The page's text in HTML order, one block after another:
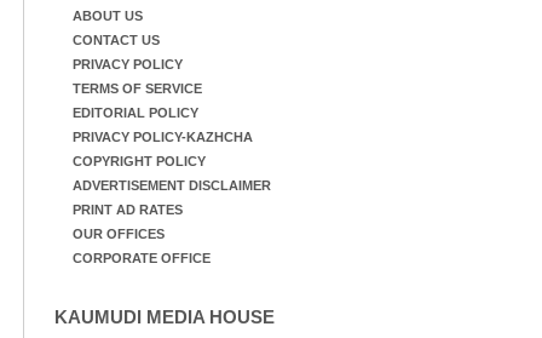
ABOUT US
CONTACT US
PRIVACY POLICY
TERMS OF SERVICE
EDITORIAL POLICY
PRIVACY POLICY-KAZHCHA
COPYRIGHT POLICY
ADVERTISEMENT DISCLAIMER
PRINT AD RATES
OUR OFFICES
CORPORATE OFFICE
KAUMUDI MEDIA HOUSE